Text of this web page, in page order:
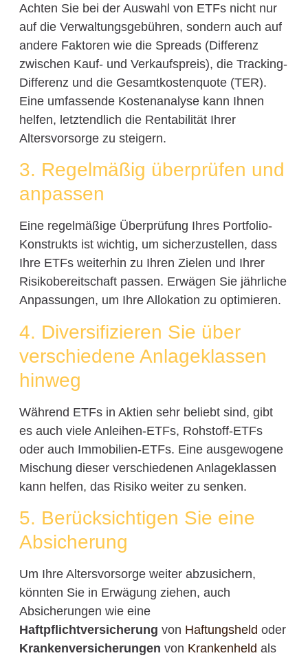
Achten Sie bei der Auswahl von ETFs nicht nur
auf die Verwaltungsgebühren, sondern auch auf
andere Faktoren wie die Spreads (Differenz
zwischen Kauf- und Verkaufspreis), die Tracking-
Differenz und die Gesamtkostenquote (TER).
Eine umfassende Kostenanalyse kann Ihnen
helfen, letztendlich die Rentabilität Ihrer
Altersvorsorge zu steigern.
3. Regelmäßig überprüfen und
anpassen
Eine regelmäßige Überprüfung Ihres Portfolio-
Konstrukts ist wichtig, um sicherzustellen, dass
Ihre ETFs weiterhin zu Ihren Zielen und Ihrer
Risikobereitschaft passen. Erwägen Sie jährliche
Anpassungen, um Ihre Allokation zu optimieren.
4. Diversifizieren Sie über
verschiedene Anlageklassen
hinweg
Während ETFs in Aktien sehr beliebt sind, gibt
es auch viele Anleihen-ETFs, Rohstoff-ETFs
oder auch Immobilien-ETFs. Eine ausgewogene
Mischung dieser verschiedenen Anlageklassen
kann helfen, das Risiko weiter zu senken.
5. Berücksichtigen Sie eine
Absicherung
Um Ihre Altersvorsorge weiter abzusichern,
könnten Sie in Erwägung ziehen, auch
Absicherungen wie eine
Haftpflichtversicherung von Haftungsheld oder
Krankenversicherungen von Krankenheld als